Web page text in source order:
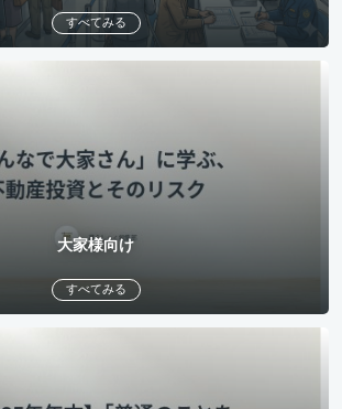
すべてみる
大家様向け
すべてみる